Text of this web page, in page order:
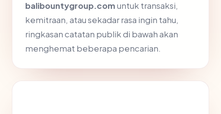
balibountygroup.comuntuk transaksi,
kemitraan, atau sekadar rasa ingin tahu,
ringkasan catatan publik di bawah akan
menghemat beberapa pencarian.